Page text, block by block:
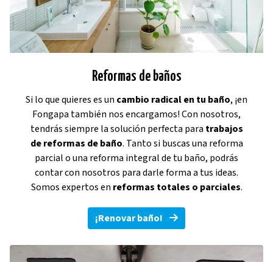
Reformas de baños
Si lo que quieres es un cambio radical en tu baño, ¡en
Fongapa también nos encargamos! Con nosotros,
tendrás siempre la solución perfecta para trabajos
de reformas de baño. Tanto si buscas una reforma
parcial o una reforma integral de tu baño, podrás
contar con nosotros para darle forma a tus ideas.
Somos expertos en reformas totales o parciales.
¡Renovar baño!